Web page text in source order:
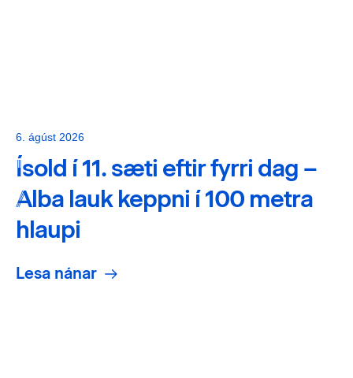
6. ágúst 2026
Ísold í 11. sæti eftir fyrri dag –
Alba lauk keppni í 100 metra
hlaupi
Lesa nánar